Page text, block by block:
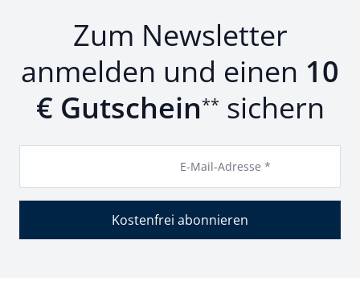
Zum Newsletter
anmelden und einen 10
€ Gutschein** sichern
E-Mail-Adresse *
Kostenfrei abonnieren